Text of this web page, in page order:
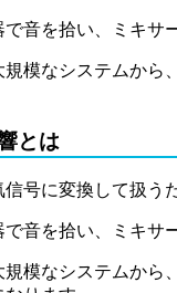
音を拾い、ミキサ
模なシステムから
とは
号に変換して扱う
音を拾い、ミキサ
模なシステムから